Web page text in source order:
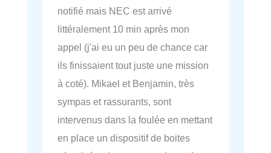
notifié mais NEC est arrivé
littéralement 10 min après mon
appel (j'ai eu un peu de chance car
ils finissaient tout juste une mission
à coté). Mikael et Benjamin, très
sympas et rassurants, sont
intervenus dans la foulée en mettant
en place un dispositif de boites